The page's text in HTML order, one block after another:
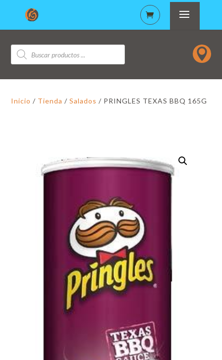
Búsqueda
de
productos

Inicio / Tienda /Salados / PRINGLES TEXAS BBQ 165G